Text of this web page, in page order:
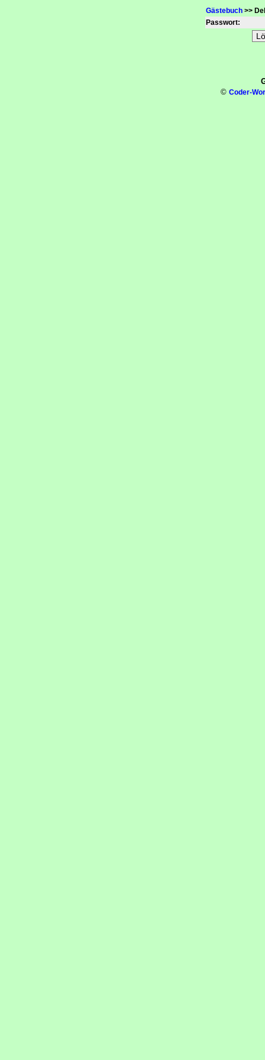
Gästebuch >>
Passwort:
© Coder-